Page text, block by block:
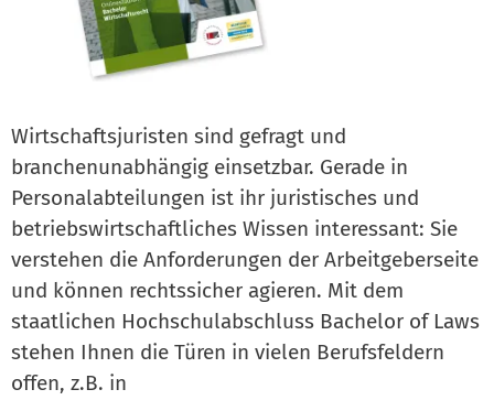
Wirtschaftsjuristen sind gefragt und
branchenunab­hängig einsetzbar. Gerade in
Personalabteilungen ist ihr juristisches und
betriebswirtschaftliches Wissen interessant: Sie
verstehen die Anforderungen der Arbeitgeberseite
und können rechtssicher agieren. Mit dem
staatlichen Hochschulabschluss Bachelor of Laws
stehen Ihnen die Türen in vielen Berufsfeldern
offen, z.B. in